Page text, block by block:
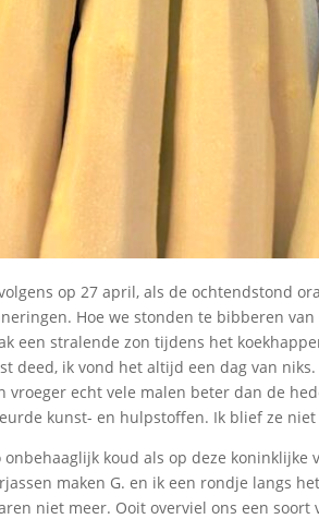
op 27 april, als de ochtendstond
Hoe we stonden te bibberen van
een stralende zon tijdens het
deed, ik vond het altijd een dag van
vroeger echt vele malen beter dan de
kunst- en hulpstoffen. Ik blief ze niet
koud als op deze koninklijke
maken G. en ik een rondje langs
niet meer. Ooit overviel ons een